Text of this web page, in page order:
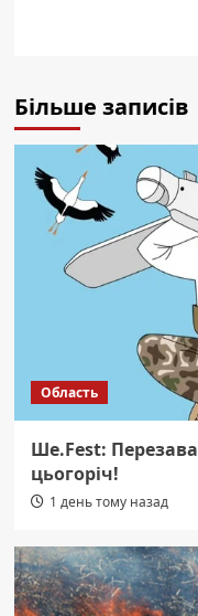
Більше записів
Область
Ше.Fest:
цьогоріч!
1 день тому назад